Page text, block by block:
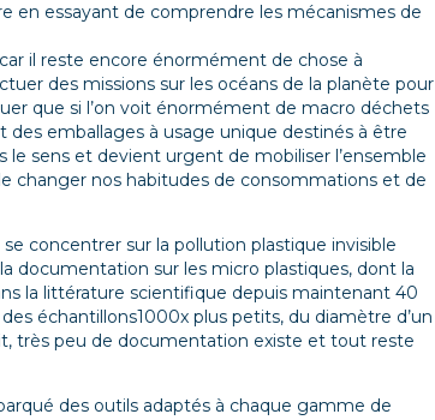
en essayant de comprendre les mécanismes de
il reste encore énormément de chose à
des missions sur les océans de la planète pour
que si l’on voit énormément de macro déchets
emballages à usage unique destinés à être
sens et devient urgent de mobiliser l’ensemble
changer nos habitudes de consommations et de
concentrer sur la pollution plastique invisible
a documentation sur les micro plastiques, dont la
la littérature scientifique depuis maintenant 40
des échantillons1000x plus petits, du diamètre d’un
très peu de documentation existe et tout reste
des outils adaptés à chaque gamme de